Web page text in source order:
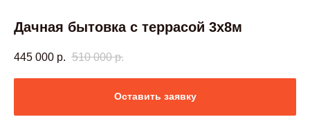
Дачная бытовка с террасой 3х8м
445 000 р. 510 000 р.
Оставить заявку